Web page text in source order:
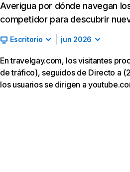
Averigua por dónde navegan
competidor para descubrir
Escritorio jun 2026
En travelgay.com, los visitantes
de tráfico), seguidos de Directo a
los usuarios se dirigen a